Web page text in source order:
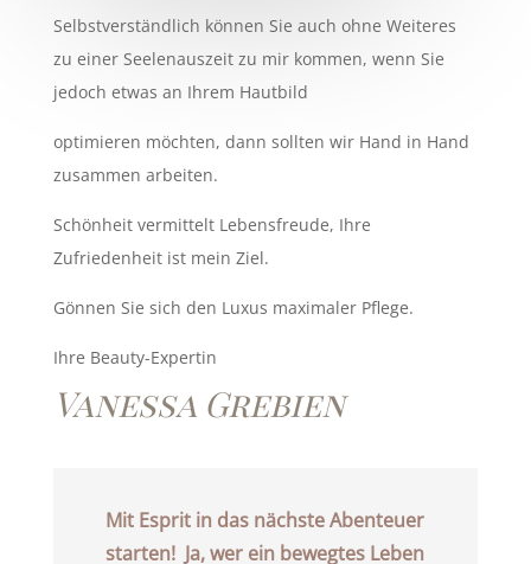
Selbstverständlich können Sie auch ohne Weiteres
zu einer Seelenauszeit zu mir kommen, wenn Sie
jedoch etwas an Ihrem Hautbild
optimieren möchten, dann sollten wir Hand in Hand
zusammen arbeiten.
Schönheit vermittelt Lebensfreude, Ihre
Zufriedenheit ist mein Ziel.
Gönnen Sie sich den Luxus maximaler Pflege.
Ihre Beauty-Expertin
Vanessa Grebien
Mit Esprit in das nächste Abenteuer
starten! Ja, wer ein bewegtes Leben